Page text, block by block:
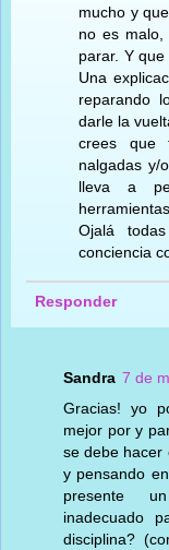
mucho y
no es malo,
parar. Y
Una
reparando
darle la
crees que
nalgadas y/
lleva a
Ojalá
conciencia
Responder
Sandra 7 de
Gracias! yo
mejor por y
se debe hacer
y pensando
presente
inadecuado
disciplina?